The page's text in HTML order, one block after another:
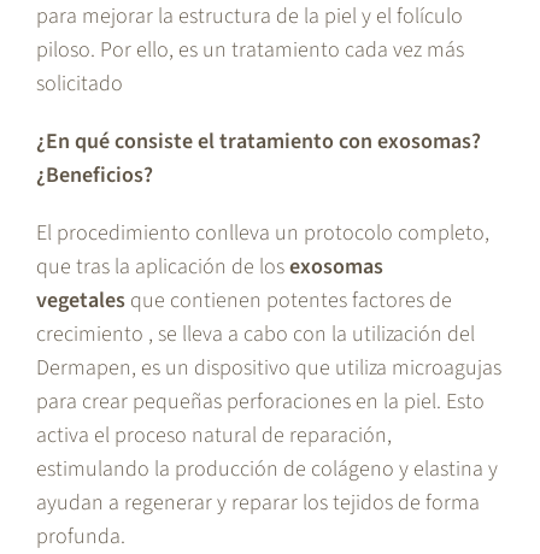
para mejorar la estructura de la piel y el folículo
piloso. Por ello, es un tratamiento cada vez más
solicitado
¿En qué consiste el tratamiento con exosomas?
¿Beneficios?
El procedimiento conlleva un protocolo completo,
que tras la aplicación de losexosomas
vegetalesque contienen potentes factores de
crecimiento , se lleva a cabo con la utilización del
Dermapen, es un dispositivo que utiliza microagujas
para crear pequeñas perforaciones en la piel. Esto
activa el proceso natural de reparación,
estimulando la producción de colágeno y elastina y
ayudan a regenerar y reparar los tejidos de forma
profunda.